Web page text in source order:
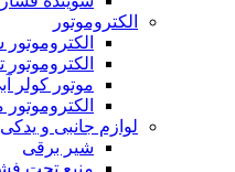
الکتروموتور
الکتروموتور
موتور کولر
لوازم جانبی و یدکی
شیر برقی
منبع تحت